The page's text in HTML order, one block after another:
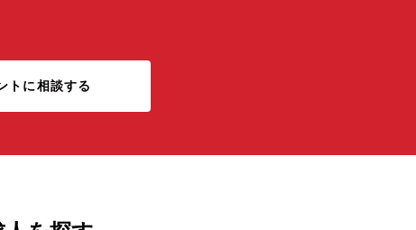
トに相談する